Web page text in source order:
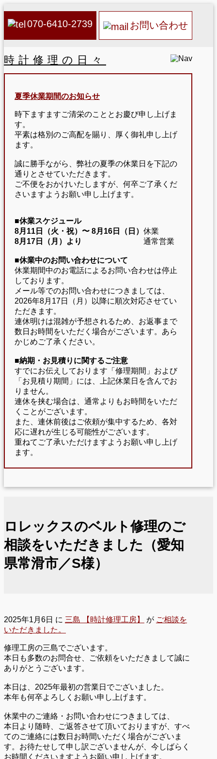
070-6410-2739 お問い合わせ
時計修理の日々
夏季休業期間のお知らせ
時下ますますご清栄のこととお慶び申し上げま
す。
平素は格別のご高配を賜り、厚く御礼申し上げ
ます。
誠に勝手ながら、弊社の夏季の休業日を下記の
通りとさせていただきます。
ご不便をおかけいたしますが、何卒ご了承くだ
さいますようお願い申し上げます。
■休業スケジュール
8月11日（火・祝）〜 8月16日（日） 休業
8月17日（月）より
通常営業
■休業中のお問い合わせについて
休業期間中のお電話によるお問い合わせは停止
しております。
メール等でのお問い合わせにつきましては、
2026年8月17日（月）以降に順次対応させてい
ただきます。
連休明けは混雑が予想されるため、お返事まで
数日お時間をいただく場合がございます。あら
かじめご了承ください。
■納期・お見積りに関するご注意
すでにお伝えしております「修理期間」および
「お見積り期間」には、上記休業日を含んでお
りません。
連休を挟む場合は、通常よりもお時間をいただ
くことがございます。
また、連休前後はご依頼が集中するため、各対
応に遅れが生じる可能性がございます。
重ねてご了承いただけますようお願い申し上げ
ます。
ロレックスのベルト修理のご
相談をいただきました（愛知
県常滑市／S様）
2025年1月6日 に 三島 【時計修理工房】 が ご相談を
いただきました。
修理工房の三島でございます。
本日も多数のお問合せ、ご依頼をいただきまして誠に
ありがとうございます。
本日は、2025年最初の営業日でございました。
本年も何卒よろしくお願い申し上げます。
休業中のご連絡・お問い合わせにつきましては、
本日より随時、ご返答させて頂いておりますが、すべ
てのご連絡には数日お時間いただく場合がございま
す。お待たせして申し訳ございませんが、今しばらく
お時間くださいますようお願い申し上げます。